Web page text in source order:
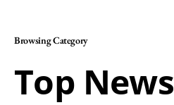
Browsing Category
Top News